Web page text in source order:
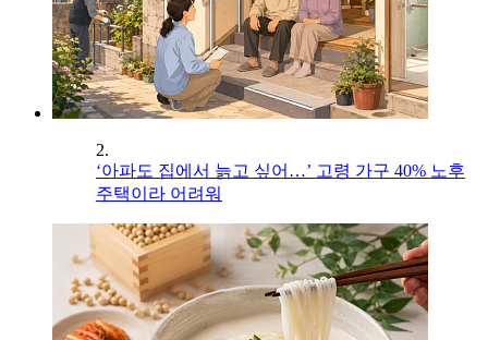
2.
‘아파도 집에서 늙고 싶어…’ 고령 가구 40% 노후
주택이라 어려워